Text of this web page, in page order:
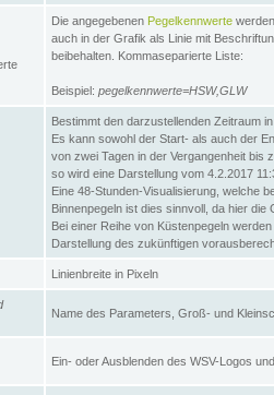
Die angegebenen Pegelkennwerte
auch in der Grafik als Linie mit
beibehalten. Kommaseparierte Liste:
Beispiel: pegelkennwerte=HSW,GLW
Bestimmt den darzustellenden Zeitraum
Es kann sowohl der Start- als auch der
von zwei Tagen in der Vergangenheit bis
so wird eine Darstellung vom 4.2.2017
Eine 48-Stunden-Visualisierung, welche
Binnenpegeln ist dies sinnvoll, da hier
Bei einer Reihe von Küstenpegeln
Darstellung des zukünftigen
Linienbreite in Pixeln
Name des Parameters, Groß- und
Ein- oder Ausblenden des WSV-Logos